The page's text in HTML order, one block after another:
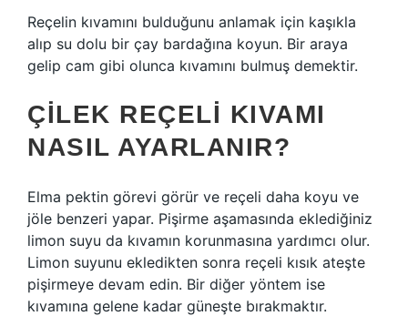
Reçelin kıvamını bulduğunu anlamak için kaşıkla
alıp su dolu bir çay bardağına koyun. Bir araya
gelip cam gibi olunca kıvamını bulmuş demektir.
ÇILEK REÇELI KIVAMI
NASIL AYARLANIR?
Elma pektin görevi görür ve reçeli daha koyu ve
jöle benzeri yapar. Pişirme aşamasında eklediğiniz
limon suyu da kıvamın korunmasına yardımcı olur.
Limon suyunu ekledikten sonra reçeli kısık ateşte
pişirmeye devam edin. Bir diğer yöntem ise
kıvamına gelene kadar güneşte bırakmaktır.